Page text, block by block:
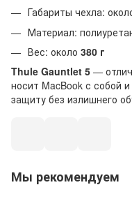
Габариты чехла:
Материал:
Вес: около 380 г
Thule Gauntlet 5 —
носит MacBook с собой
защиту без излишнего
Мы рекомендуем